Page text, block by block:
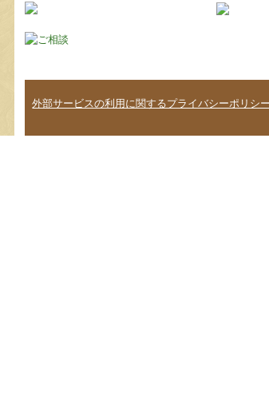
外部サービスの利用に関するプライバシーポリシー